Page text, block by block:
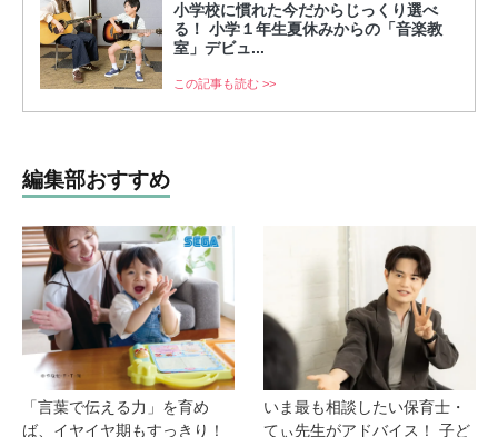
小学校に慣れた今だからじっくり選べ
る！ 小学１年生夏休みからの「音楽教
室」デビュ...
この記事も読む >>
編集部おすすめ
「言葉で伝える力」を育め
ば、イヤイヤ期もすっきり！
いま最も相談したい保育士・
てぃ先生がアドバイス！ 子ど